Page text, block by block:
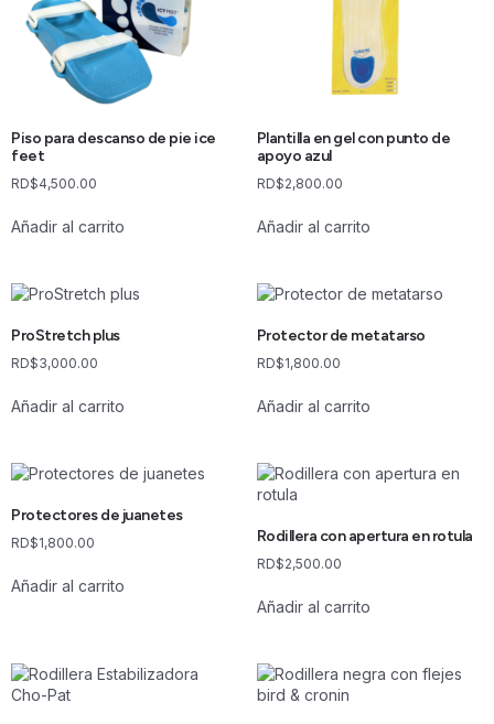
Piso para descanso de pie ice
feet
RD$4,500.00
Añadir al carrito
Plantilla en gel con punto de
apoyo azul
RD$2,800.00
Añadir al carrito
ProStretch plus
RD$3,000.00
Añadir al carrito
Protector de metatarso
RD$1,800.00
Añadir al carrito
Protectores de juanetes
RD$1,800.00
Añadir al carrito
Rodillera con apertura en rotula
RD$2,500.00
Añadir al carrito